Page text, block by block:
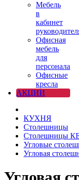
Мебель
в
кабинет
Офисная
мебель
для
персонала
Офисные
кресла
АКЦИИ
КУХНЯ
Столешницы
Столешницы
Угловые
Угловая